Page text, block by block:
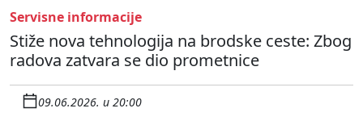
Servisne informacije
Stiže nova tehnologija na brodske ceste: Zbog
radova zatvara se dio prometnice
09.06.2026. u 20:00